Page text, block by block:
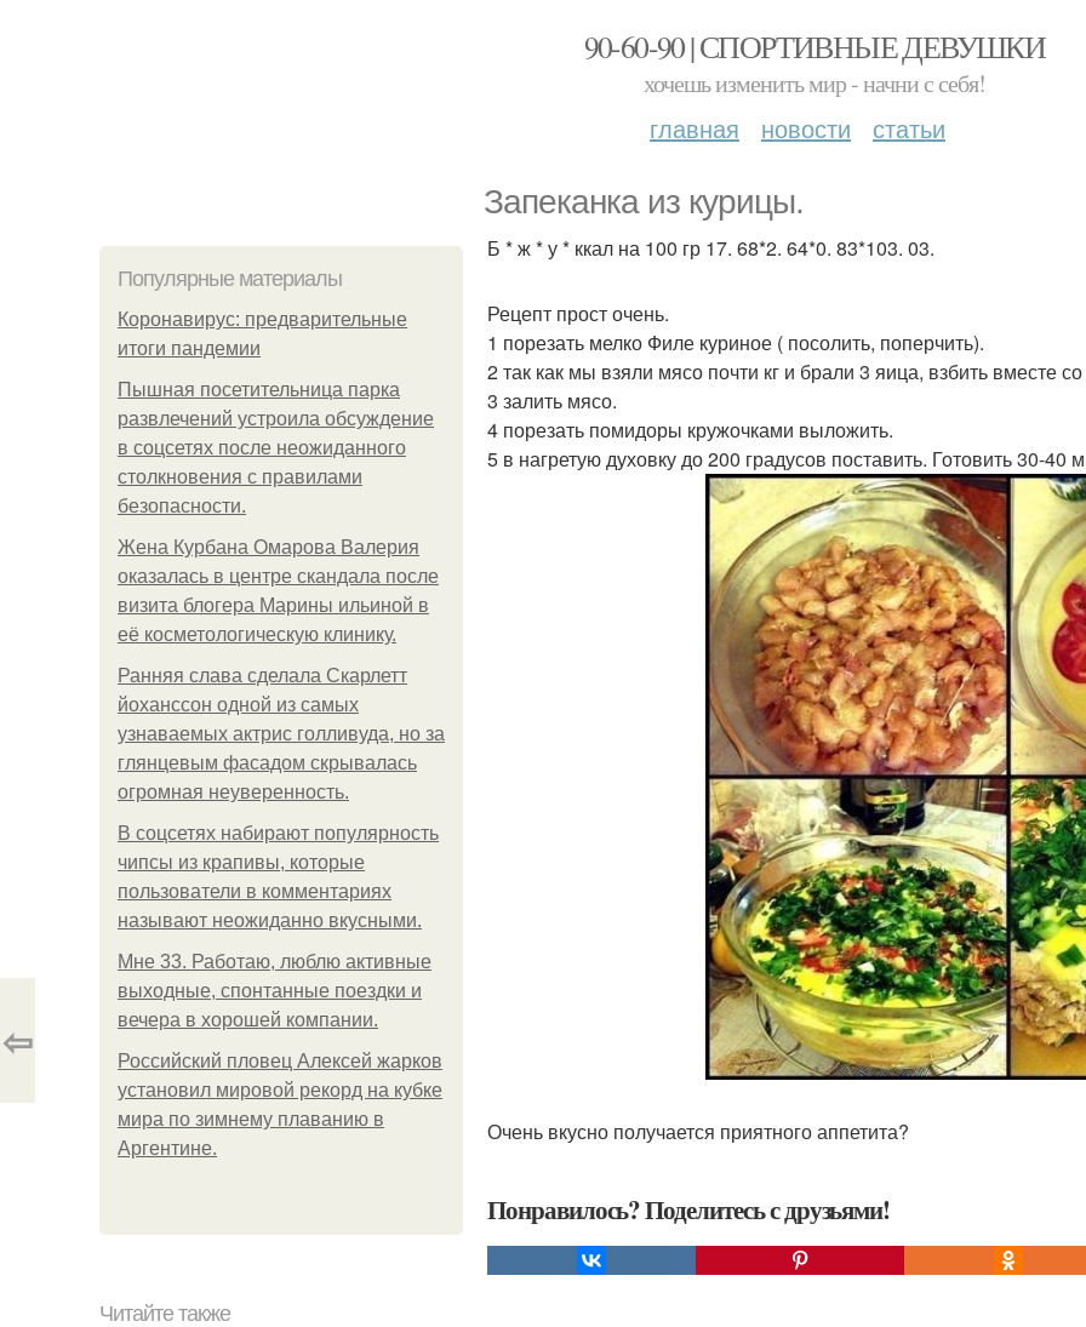
90-60-90 | СПОРТИВНЫЕ ДЕВУШКИ
хочешь изменить мир - начни с себя!
главная новости статьи
Запеканка из курицы.
Популярные материалы
Коронавирус: предварительные
итоги пандемии
Пышная посетительница парка
развлечений устроила обсуждение
в соцсетях после неожиданного
столкновения с правилами
безопасности.
Жена Курбана Омарова Валерия
оказалась в центре скандала после
визита блогера Марины ильиной в
её косметологическую клинику.
Ранняя слава сделала Скарлетт
йоханссон одной из самых
узнаваемых актрис голливуда, но за
глянцевым фасадом скрывалась
огромная неуверенность.
В соцсетях набирают популярность
чипсы из крапивы, которые
пользователи в комментариях
называют неожиданно вкусными.
Мне 33. Работаю, люблю активные
выходные, спонтанные поездки и
вечера в хорошей компании.
Российский пловец Алексей жарков
установил мировой рекорд на кубке
мира по зимнему плаванию в
Аргентине.
Б * ж * у * ккал на 100 гр 17. 68*2. 64*0. 83*103. 03.
Рецепт прост очень.
1 порезать мелко Филе куриное ( посолить, поперчить).
2 так как мы взяли мясо почти кг и брали 3 яица, взбить вместе
3 залить мясо.
4 порезать помидоры кружочками выложить.
5 в нагретую духовку до 200 градусов поставить. Готовить 30-40
Очень вкусно получается приятного аппетита?
Понравилось? Поделитесь с друзьями!
⇦
Читайте также